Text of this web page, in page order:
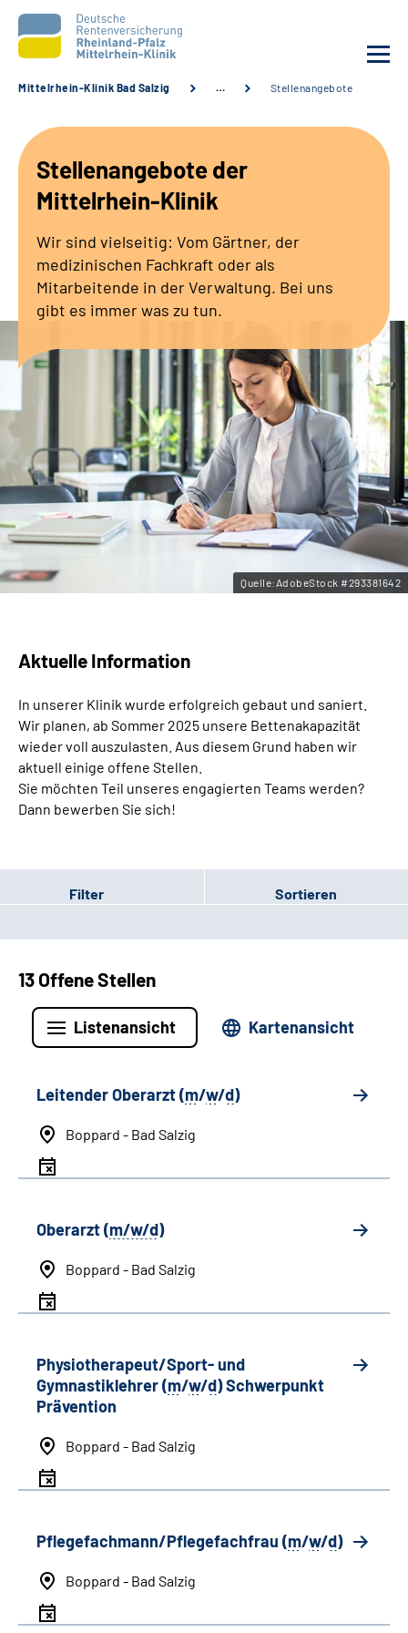
Unsere Angebote
Karriere
Zuweisende &
Leichte Sprache
Gebärdensprache
Mittelrhein-Klinik Bad Salzig … Stellenangebote
Stellenangebote der
Mittelrhein-Klinik
Wir sind vielseitig: Vom Gärtner, der
medizinischen Fachkraft oder als
Mitarbeitende in der Verwaltung. Bei uns
gibt es immer was zu tun.
Quelle:AdobeStock #293381642
Aktuelle Information
In unserer Klinik wurde erfolgreich gebaut und saniert.
Wir planen, ab Sommer 2025 unsere Bettenakapazität
wieder voll auszulasten. Aus diesem Grund haben wir
aktuell einige offene Stellen.
Sie möchten Teil unseres engagierten Teams werden?
Dann bewerben Sie sich!
Filter Sortieren
13 Offene Stellen
Listenansicht Kartenansicht
Leitender Oberarzt (m/w/d)
Boppard - Bad Salzig
Oberarzt (m/w/d)
Boppard - Bad Salzig
Physiotherapeut/Sport- und
Gymnastiklehrer (m/w/d) Schwerpunkt
Prävention
Boppard - Bad Salzig
Pflegefachmann/Pflegefachfrau (m/w/d)
Boppard - Bad Salzig